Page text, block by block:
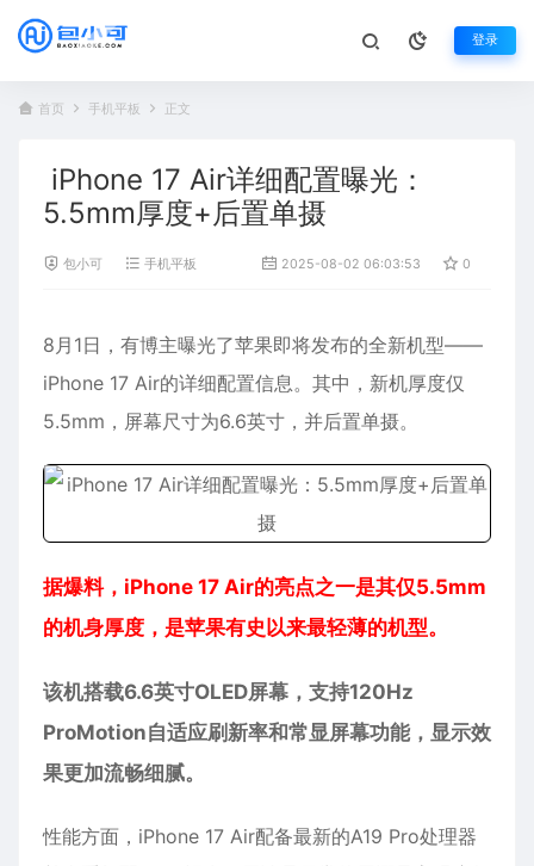
登录
首页 手机平板 正文
iPhone 17 Air详细配置曝光：
5.5mm厚度+后置单摄
包小可 手机平板 2025-08-02 06:03:53 0
8月1日，有博主曝光了苹果即将发布的全新机型——
iPhone 17 Air的详细配置信息。其中，新机厚度仅
5.5mm，屏幕尺寸为6.6英寸，并后置单摄。
据爆料，iPhone 17 Air的亮点之一是其仅5.5mm
的机身厚度，是苹果有史以来最轻薄的机型。
该机搭载6.6英寸OLED屏幕，支持120Hz
ProMotion自适应刷新率和常显屏幕功能，显示效
果更加流畅细腻。
性能方面，iPhone 17 Air配备最新的A19 Pro处理器